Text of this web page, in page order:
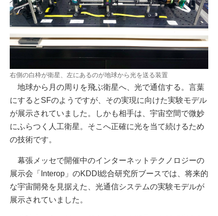
右側の白枠が衛星、左にあるのが地球から光を送る装置
地球から月の周りを飛ぶ衛星へ、光で通信する。言葉
にするとSFのようですが、その実現に向けた実験モデル
が展示されていました。しかも相手は、宇宙空間で微妙
にふらつく人工衛星。そこへ正確に光を当て続けるため
の技術です。
幕張メッセで開催中のインターネットテクノロジーの
展示会「Interop」のKDDI総合研究所ブースでは、将来的
な宇宙開発を見据えた、光通信システムの実験モデルが
展示されていました。